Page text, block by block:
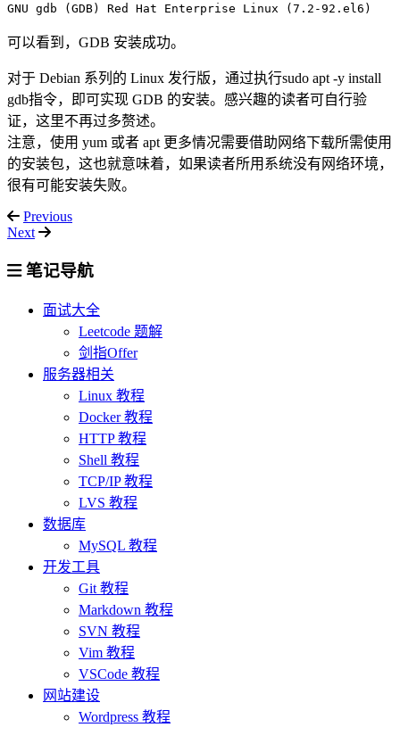
可以看到，GDB 安装成功。
对于 Debian 系列的 Linux 发行版，通过执行sudo apt -y install
gdb指令，即可实现 GDB 的安装。感兴趣的读者可自行验
证，这里不再过多赘述。
注意，使用 yum 或者 apt 更多情况需要借助网络下载所需使用
的安装包，这也就意味着，如果读者所用系统没有网络环境，
很有可能安装失败。
Previous
Next
笔记导航
面试大全
Leetcode 题解
剑指Offer
服务器相关
Linux 教程
Docker 教程
HTTP 教程
Shell 教程
TCP/IP 教程
LVS 教程
数据库
MySQL 教程
开发工具
Git 教程
Markdown 教程
SVN 教程
Vim 教程
VSCode 教程
网站建设
Wordpress 教程